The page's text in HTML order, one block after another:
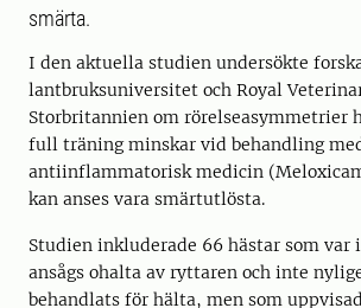
smärta.
I den aktuella studien undersökte
lantbruksuniversitet och Royal
Storbritannien om rörelseasymmetrier
full träning minskar vid behandling
antiinflammatorisk medicin
kan anses vara smärtutlösta.
Studien inkluderade 66 hästar som
ansågs ohalta av ryttaren och inte
behandlats för hälta, men som